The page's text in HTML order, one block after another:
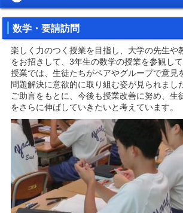
数学・要請訪問
楽しく力のつく授業を目指し、大学の先生や
をお招きして、3年生の数学の授業を参観して
授業では、生徒たちがペアやグループで意見
問題解決に意欲的に取り組む姿が見られまし
ご助言をもとに、今後も授業改善に努め、生
をさらに伸ばしていきたいと考えています。